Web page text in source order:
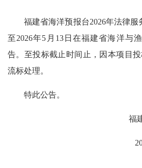
福建省海洋预报台2026年法律服
至2026年5月13日在福建省海洋与
告。至投标截止时间止，因本项目
流标处理。
特此公告。
福